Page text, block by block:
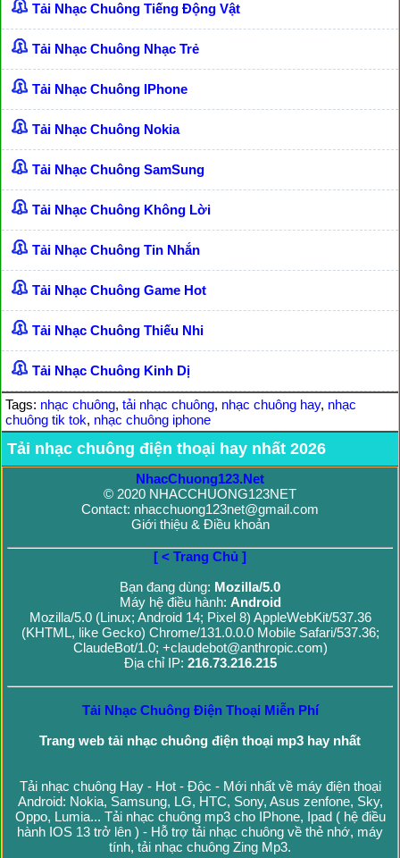
Tải Nhạc Chuông Tiếng Động Vật
Tải Nhạc Chuông Nhạc Trẻ
Tải Nhạc Chuông IPhone
Tải Nhạc Chuông Nokia
Tải Nhạc Chuông SamSung
Tải Nhạc Chuông Không Lời
Tải Nhạc Chuông Tin Nhắn
Tải Nhạc Chuông Game Hot
Tải Nhạc Chuông Thiếu Nhi
Tải Nhạc Chuông Kinh Dị
Tags: nhạc chuông, tải nhạc chuông, nhạc chuông hay, nhạc
chuông tik tok, nhạc chuông iphone
Tải nhạc chuông điện thoại hay nhất 2026
NhacChuong123.Net
© 2020 NHACCHUONG123NET
Contact: nhacchuong123net@gmail.com
Giới thiệu & Điều khoản
[ < Trang Chủ ]
Bạn đang dùng: Mozilla/5.0
Máy hệ điều hành: Android
Mozilla/5.0 (Linux; Android 14; Pixel 8) AppleWebKit/537.36
(KHTML, like Gecko) Chrome/131.0.0.0 Mobile Safari/537.36;
ClaudeBot/1.0; +claudebot@anthropic.com)
Địa chỉ IP: 216.73.216.215
Tải Nhạc Chuông Điện Thoại Miễn Phí
Trang web tải nhạc chuông điện thoại mp3 hay nhất
Tải nhạc chuông Hay - Hot - Độc - Mới nhất về máy điện thoại
Android: Nokia, Samsung, LG, HTC, Sony, Asus zenfone, Sky,
Oppo, Lumia... Tải nhạc chuông mp3 cho IPhone, Ipad ( hệ điều
hành IOS 13 trở lên ) - Hỗ trợ tải nhạc chuông về thẻ nhớ, máy
tính, tải nhạc chuông Zing Mp3.